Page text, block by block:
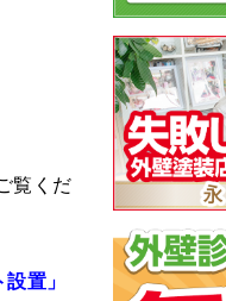
覧くだ
置」